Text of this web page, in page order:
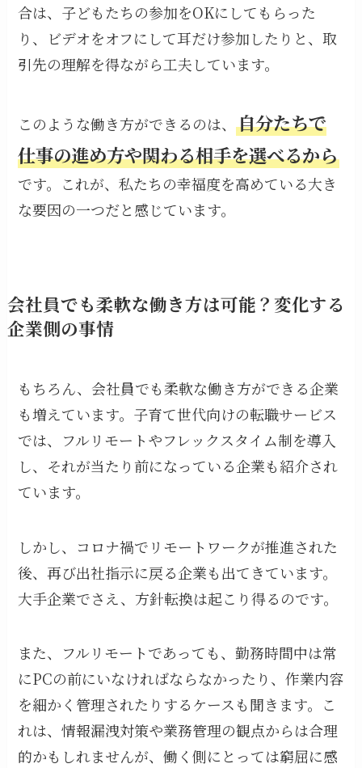
合は、子どもたちの参加をOKにしてもらった
り、ビデオをオフにして耳だけ参加したりと、取
引先の理解を得ながら工夫しています。
このような働き方ができるのは、自分たちで
仕事の進め方や関わる相手を選べるから
です。これが、私たちの幸福度を高めている大き
な要因の一つだと感じています。
会社員でも柔軟な働き方は可能？変化する
企業側の事情
もちろん、会社員でも柔軟な働き方ができる企業
も増えています。子育て世代向けの転職サービス
では、フルリモートやフレックスタイム制を導入
し、それが当たり前になっている企業も紹介され
ています。
しかし、コロナ禍でリモートワークが推進された
後、再び出社指示に戻る企業も出てきています。
大手企業でさえ、方針転換は起こり得るのです。
また、フルリモートであっても、勤務時間中は常
にPCの前にいなければならなかったり、作業内容
を細かく管理されたりするケースも聞きます。こ
れは、情報漏洩対策や業務管理の観点からは合理
的かもしれませんが、働く側にとっては窮屈に感